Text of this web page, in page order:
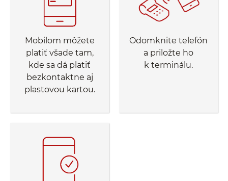
Mobilom môžete
platiť všade tam,
kde sa dá platiť
bezkontaktne aj
plastovou kartou.
Odomknite telefón
a priložte ho
k terminálu.